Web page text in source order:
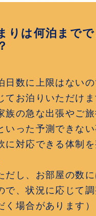
りは何泊まで
日数に上限はない
てお泊りいただけま
族の急な出張やご
いった予測できない
に対応できる体制
だし、お部屋の数
で、状況に応じて
く場合があります）